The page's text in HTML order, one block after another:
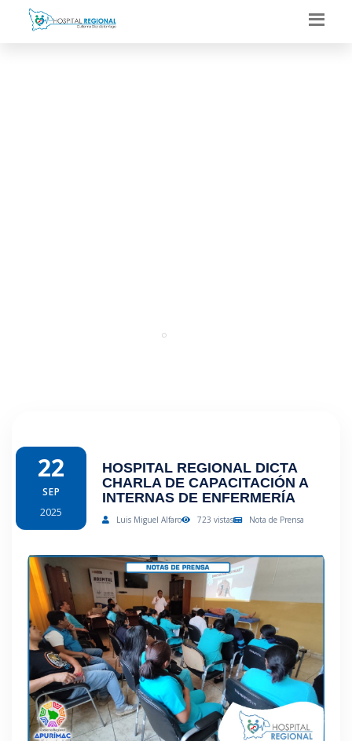
22
SEP
2025
HOSPITAL REGIONAL DICTA
CHARLA DE CAPACITACIÓN A
INTERNAS DE ENFERMERÍA
Luis Miguel Alfaro 723 vistas Nota de Prensa